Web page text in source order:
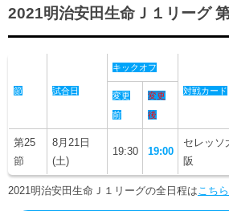
横浜FCスポーツクラブ
ニッパツ横浜FCシーガルズ
ゲームスチュワード
学生インターンシップ
スタータークラブ
スペシャルコンテンツ
試合日程・結果
アカデミースタッフ
フェニックスクラブ
サッカースクール
チアスクール
パートナー一覧
あしながドリーム基金
お問い合わせ
2021明治安田生命Ｊ１リーグ
節 試合日
キックオフ
対戦カード
変更
前
変更
後
第25
節
8月21日
(土)
19:30 19:00
セレッソ
阪
2021明治安田生命Ｊ１リーグの全日程は こちら